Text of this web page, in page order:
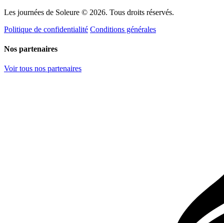
Les journées de Soleure © 2026. Tous droits réservés.
Politique de confidentialité Conditions générales
Nos partenaires
Voir tous nos partenaires